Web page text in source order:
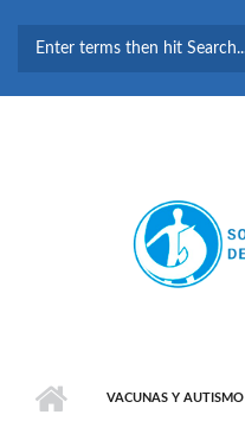
BÚSQUEDA
VACUNAS Y AUTISMO